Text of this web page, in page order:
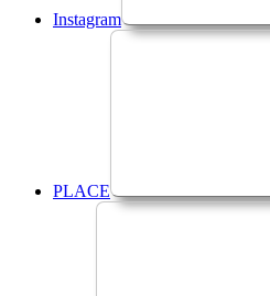
Instagram
PLACE